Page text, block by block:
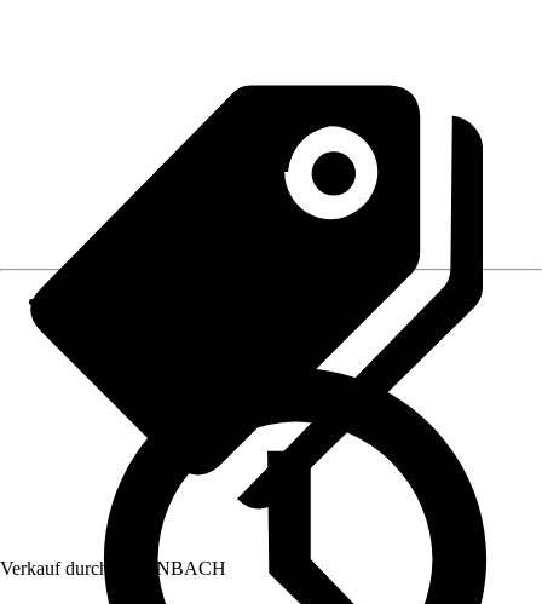
Verkauf durch: HORNBACH